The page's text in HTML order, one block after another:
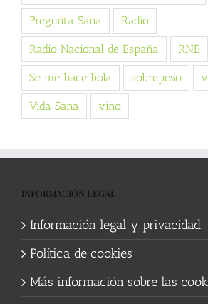
Pregunta Sana Radio
Radio Nacional de España RNE
Se me hace bola sobrepeso
Vida Sana vino
INFORMACIÓN LEGAL
Información legal y privacidad
Política de cookies
Más información sobre las